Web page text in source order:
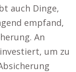
auch Dinge,
empfand,
An
um zu